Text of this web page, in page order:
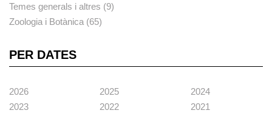
Temes generals i altres (9)
Zoologia i Botànica (65)
PER DATES
2026 2025
2024
2023
2022
2021